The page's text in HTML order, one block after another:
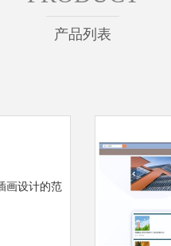
产品列表